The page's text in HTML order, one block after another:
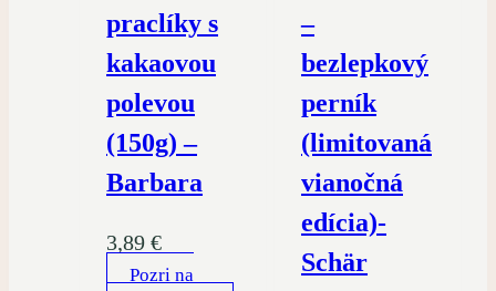
praclíky s
kakaovou
polevou
(150g) –
Barbara
3,89 €
Pozri na
–
bezlepkový
perník
(limitovaná
vianočná
edícia)-
Schär